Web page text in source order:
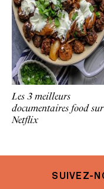
Les 3 meilleurs
documentaires food sur
Netflix
SUIVEZ-